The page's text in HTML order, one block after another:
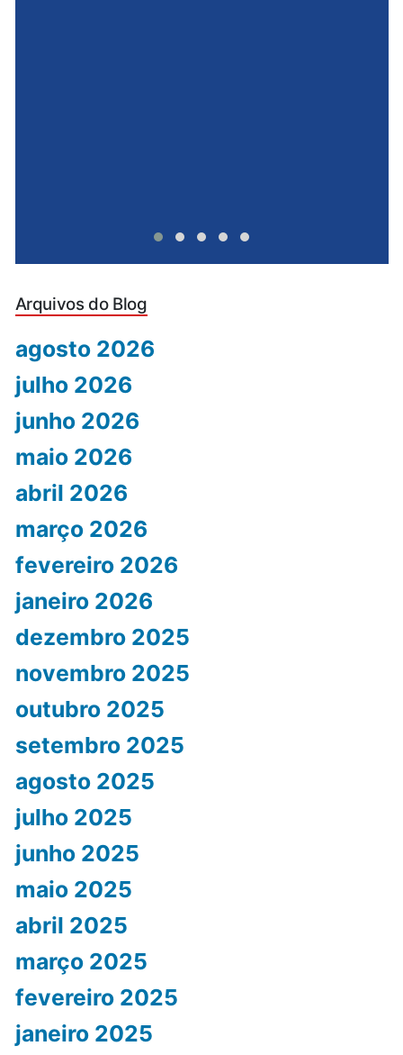
Arquivos do Blog
agosto 2026
julho 2026
junho 2026
maio 2026
abril 2026
março 2026
fevereiro 2026
janeiro 2026
dezembro 2025
novembro 2025
outubro 2025
setembro 2025
agosto 2025
julho 2025
junho 2025
maio 2025
abril 2025
março 2025
fevereiro 2025
janeiro 2025